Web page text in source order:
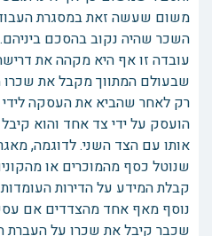
משום שעשה זאת במסגרת
השכר שהיה נקוב בהסכם ביניהם.
עובדה זו אף היא מקהה את
שבעולם המתווך מקבל את
רק לאחר שהביא את העסקה לידי
הועסק על ידי צד אחד והוא
אותו עם הצד השני. לדוגמה,
שנוטל כסף מהמוכרים או
קבלת המידע על הדירות
נוסף מאף אחד מהצדדים אם
שכבר קיבל את שכרו על העברת